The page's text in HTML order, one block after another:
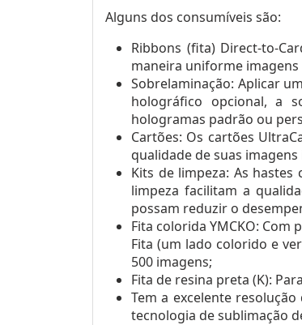
Alguns dos consumíveis são:
Ribbons (fita) Direct-to-
maneira uniforme
Sobrelaminação: Aplicar
holográfico opcional, a
hologramas padrão ou
Cartões: Os cartões
qualidade de suas imagens
Kits de limpeza: As
limpeza facilitam a
possam reduzir o
Fita colorida YMCKO:
Fita (um lado colorido e
500 imagens;
Fita de resina preta (K):
Tem a excelente
tecnologia de sublimação